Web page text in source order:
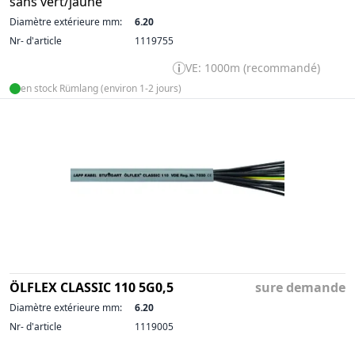
Diamètre extérieure mm:
6.20
Nr- d'article
1119755
VE: 1000m (recommandé)
en stock Rümlang (environ 1-2 jours)
ÖLFLEX CLASSIC 110 5G0,5 sure demande
Diamètre extérieure mm:
6.20
Nr- d'article
1119005